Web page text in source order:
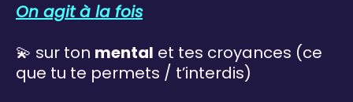
On agit à la fois
💫 sur ton mental et tes croyances (ce
que tu te permets / t’interdis)